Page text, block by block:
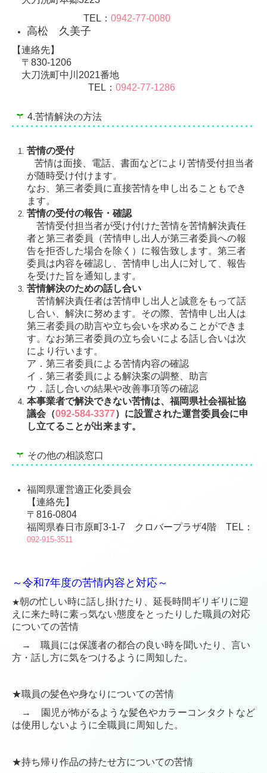
TEL： 0942-77-0080
高松 久美子
【連絡先】
〒830-1206
大刀洗町中川2021番地
TEL： 0942-77-1286
4.苦情解決の方法
苦情の受付
苦情は面接、電話、書面などにより苦情受付担当者
が随時受け付けます。
なお、第三者委員に直接苦情を申し出ることもでき
ます。
苦情の受付の報告・確認
苦情受付担当者が受け付けた苦情を苦情解決責任
者と第三者委員（苦情申し出人が第三者委員への報
告を拒否した場合を除く）に報告致します。第三者
委員は内容を確認し、苦情申し出人に対して、報告
を受けた旨を通知します。
苦情解決のための話し合い
苦情解決責任者は苦情申し出人と誠意をもって話
し合い、解決に努めます。その際、苦情申し出人は
第三者委員の助言や立ち会いを求めることができま
す。なお第三者委員の立ち会いによる話し合いは次
により行います。
ア．第三者委員による苦情内容の確認
イ．第三者委員による解決案の調整、助言
ウ．話し合いの結果や改善事項等の確認
本事業者で解決できない苦情は、福岡県社会福祉協
議会（092-584-3377）に設置された運営委員会に申
し立てることが出来ます。
その他の相談窓口
福岡県運営適正化委員会
【連絡先】
〒816-0804
福岡県春日市原町3-1-7 クロバープラザ4階 TEL：
092-915-3511
～令和7年度の苦情内容と対応～
★朝の忙しい時に話し掛けたり、延長時間ギリギリに迎
えに来た時に素っ気ない態度をとったりした職員の対応
についての苦情
→ 職員には保護者の都合の良い時を聞いたり、言い
方・話し方に気をつけるように周知した。
★職員の髪色や身なりについての苦情
→ 園児が怖がるような髪色やカラーコンタクトなど
は使用しないように全職員に周知した。
★持ち帰り作品の持たせ方についての苦情